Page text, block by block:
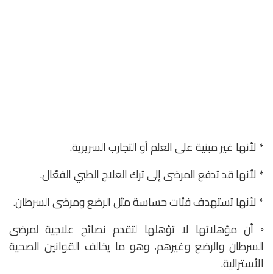
* لأنها غير مبنية على العلم أو التجارب السريرية.
* لأنها قد تدفع المرضى إلى ترك العلاج الطبي الفعّال.
* لأنها تستهدف فئات حساسة مثل الرضع ومرضى السرطان.
◦ أن مؤهلاتها لا تؤهلها لتقدم نصائح علاجية لمرضى
السرطان والرضع وغيرهم، وهو ما يخالف القوانين الصحية
الأسترالية.